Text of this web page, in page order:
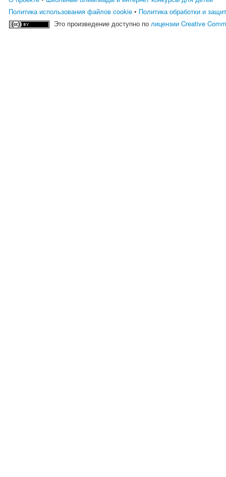
Политика использования файлов cookie • Политика обработки и
Это произведение доступно полицензии Creative